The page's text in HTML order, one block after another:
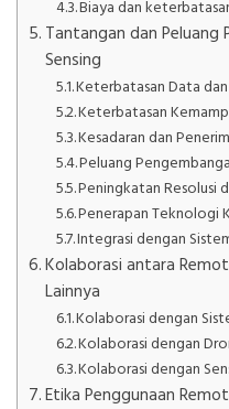
Biaya dan
Tantangan dan Peluang
Sensing
Keterbatasan Data
Keterbatasan
Kesadaran dan
Peluang
Peningkatan Resolusi
Penerapan Teknologi
Integrasi dengan
Kolaborasi antara
Lainnya
Kolaborasi dengan
Kolaborasi dengan
Kolaborasi dengan
Etika Penggunaan